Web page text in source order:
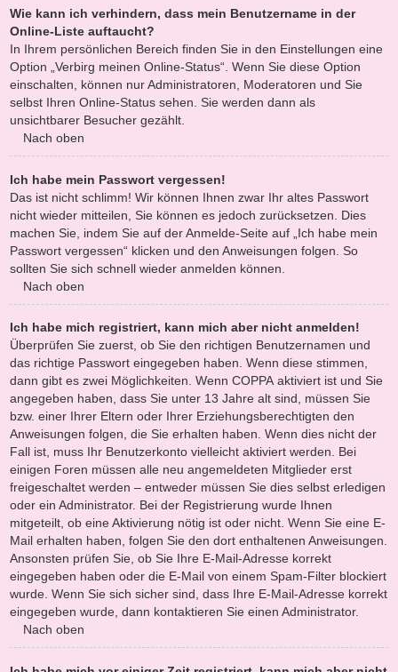
Wie kann ich verhindern, dass mein Benutzername in der
Online-Liste auftaucht?
In Ihrem persönlichen Bereich finden Sie in den Einstellungen eine
Option „Verbirg meinen Online-Status“. Wenn Sie diese Option
einschalten, können nur Administratoren, Moderatoren und Sie
selbst Ihren Online-Status sehen. Sie werden dann als
unsichtbarer Besucher gezählt.
Nach oben
Ich habe mein Passwort vergessen!
Das ist nicht schlimm! Wir können Ihnen zwar Ihr altes Passwort
nicht wieder mitteilen, Sie können es jedoch zurücksetzen. Dies
machen Sie, indem Sie auf der Anmelde-Seite auf „Ich habe mein
Passwort vergessen“ klicken und den Anweisungen folgen. So
sollten Sie sich schnell wieder anmelden können.
Nach oben
Ich habe mich registriert, kann mich aber nicht anmelden!
Überprüfen Sie zuerst, ob Sie den richtigen Benutzernamen und
das richtige Passwort eingegeben haben. Wenn diese stimmen,
dann gibt es zwei Möglichkeiten. Wenn COPPAaktiviert ist und Sie
angegeben haben, dass Sie unter 13 Jahre alt sind, müssen Sie
bzw. einer Ihrer Eltern oder Ihrer Erziehungsberechtigten den
Anweisungen folgen, die Sie erhalten haben. Wenn dies nicht der
Fall ist, muss Ihr Benutzerkonto vielleicht aktiviert werden. Bei
einigen Foren müssen alle neu angemeldeten Mitglieder erst
freigeschaltet werden – entweder müssen Sie dies selbst erledigen
oder ein Administrator. Bei der Registrierung wurde Ihnen
mitgeteilt, ob eine Aktivierung nötig ist oder nicht. Wenn Sie eine E-
Mail erhalten haben, folgen Sie den dort enthaltenen Anweisungen.
Ansonsten prüfen Sie, ob Sie Ihre E-Mail-Adresse korrekt
eingegeben haben oder die E-Mail von einem Spam-Filter blockiert
wurde. Wenn Sie sich sicher sind, dass Ihre E-Mail-Adresse korrekt
eingegeben wurde, dann kontaktieren Sie einen Administrator.
Nach oben